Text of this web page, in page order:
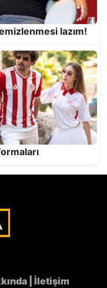
Taş
lazım!
İletişim